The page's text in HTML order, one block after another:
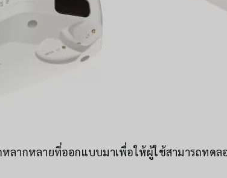
ลากหลายที่ออกแบบมาเพื่อให้ผู้ใช้สามารถทดล